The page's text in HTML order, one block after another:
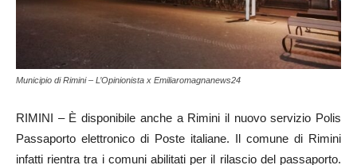
Municipio di Rimini – L’Opinionista x Emiliaromagnanews24
RIMINI – È disponibile anche a Rimini il nuovo servizio Polis
Passaporto elettronico di Poste italiane. Il comune di Rimini
infatti rientra tra i comuni abilitati per il rilascio del passaporto.